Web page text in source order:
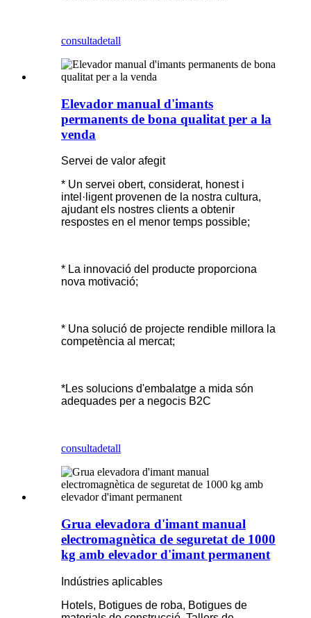
consultadetall
Elevador manual d'imants
permanents de bona qualitat per a la
venda
Servei de valor afegit
* Un servei obert, considerat, honest i
intel·ligent provenen de la nostra cultura,
ajudant els nostres clients a obtenir
respostes en el menor temps possible;
* La innovació del producte proporciona
nova motivació;
* Una solució de projecte rendible millora la
competència al mercat;
*Les solucions d'embalatge a mida són
adequades per a negocis B2C
consultadetall
Grua elevadora d'imant manual
electromagnètica de seguretat de 1000
kg amb elevador d'imant permanent
Indústries aplicables
Hotels, Botigues de roba, Botigues de